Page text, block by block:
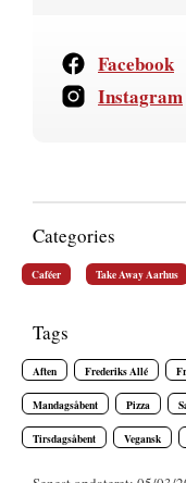
Facebook
Instagram
Categories
Caféer Take Away Aarhus
Tags
Aften Frederiks Allé
Mandagsåbent Pizza
Tirsdagsåbent Vegansk